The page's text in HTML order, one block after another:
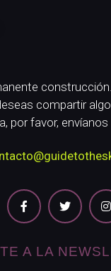
compartir
por favor,
A LA